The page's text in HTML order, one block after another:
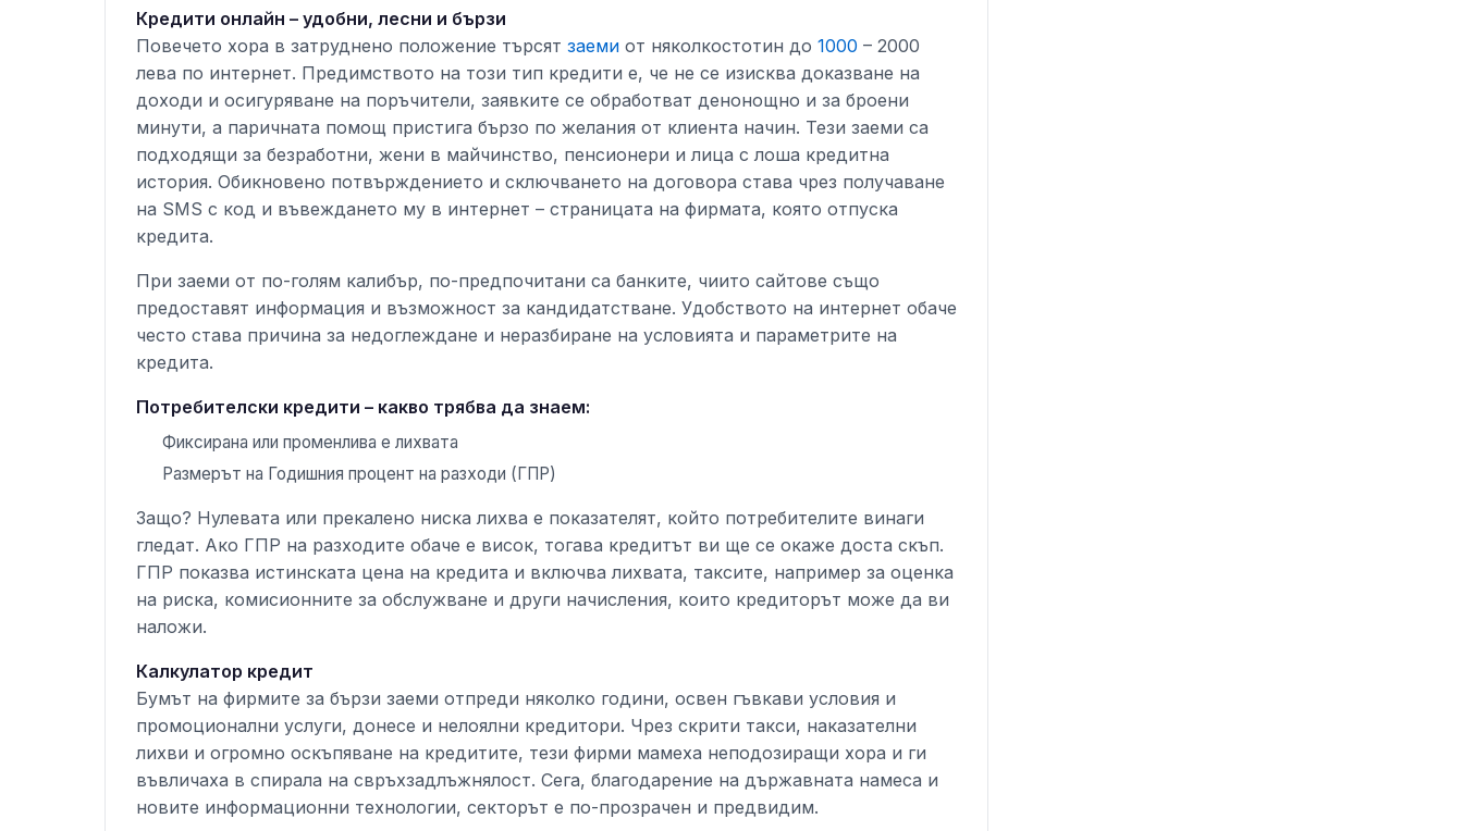
Кредити онлайн – удобни, лесни и бързи
Повечето хора в затруднено положение търсят заеми от няколкостотин до 1000 – 2000
лева по интернет. Предимството на този тип кредити е, че не се изисква доказване на
доходи и осигуряване на поръчители, заявките се обработват денонощно и за броени
минути, а паричната помощ пристига бързо по желания от клиента начин. Тези заеми са
подходящи за безработни, жени в майчинство, пенсионери и лица с лоша кредитна
история. Обикновено потвърждението и сключването на договора става чрез получаване
на SMS с код и въвеждането му в интернет – страницата на фирмата, която отпуска
кредита.
При заеми от по-голям калибър, по-предпочитани са банките, чиито сайтове също
предоставят информация и възможност за кандидатстване. Удобството на интернет обаче
често става причина за недоглеждане и неразбиране на условията и параметрите на
кредита.
Потребителски кредити – какво трябва да знаем:
Фиксирана или променлива е лихвата
Размерът на Годишния процент на разходи (ГПР)
Защо? Нулевата или прекалено ниска лихва е показателят, който потребителите винаги
гледат. Ако ГПР на разходите обаче е висок, тогава кредитът ви ще се окаже доста скъп.
ГПР показва истинската цена на кредита и включва лихвата, таксите, например за оценка
на риска, комисионните за обслужване и други начисления, които кредиторът може да ви
наложи.
Калкулатор кредит
Бумът на фирмите за бързи заеми отпреди няколко години, освен гъвкави условия и
промоционални услуги, донесе и нелоялни кредитори. Чрез скрити такси, наказателни
лихви и огромно оскъпяване на кредитите, тези фирми мамеха неподозиращи хора и ги
въвличаха в спирала на свръхзадлъжнялост. Сега, благодарение на държавната намеса и
новите информационни технологии, секторът е по-прозрачен и предвидим.